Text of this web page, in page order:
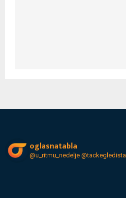
oglasnatabla
@u_ritmu_nedelje @tackegledista